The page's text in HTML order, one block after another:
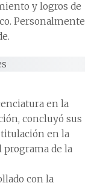
y logros de
Personalmente
en la
concluyó sus
en la
programa de la
con la